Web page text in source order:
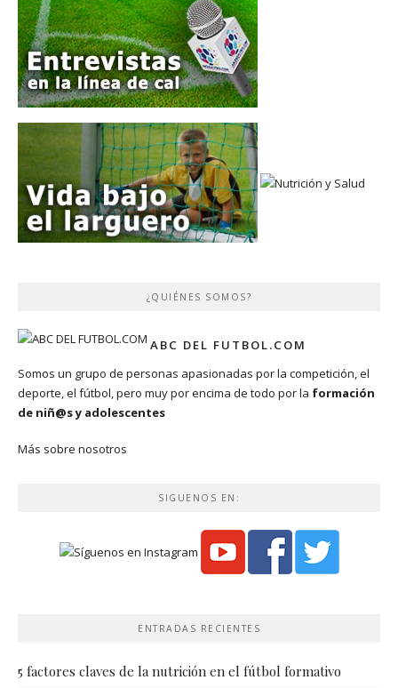
¿QUIÉNES SOMOS?
ABC DEL FUTBOL.COM
Somos un grupo de personas apasionadas por la competición, el
deporte, el fútbol, pero muy por encima de todo por la formación
de niñ@s y adolescentes
Más sobre nosotros
SIGUENOS EN:
ENTRADAS RECIENTES
5 factores claves de la nutrición en el fútbol formativo